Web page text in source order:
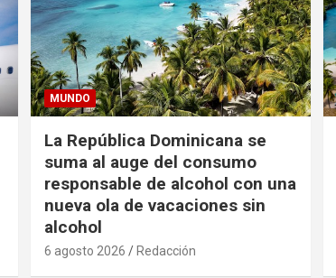
MUNDO
La República Dominicana se
suma al auge del consumo
responsable de alcohol con una
nueva ola de vacaciones sin
alcohol
6 agosto 2026 Redacción